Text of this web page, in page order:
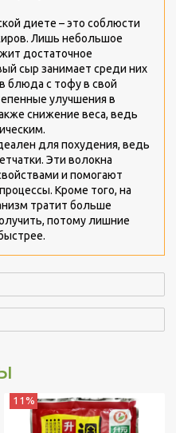
диете – это соблюсти
Лишь небольшое
достаточное
сыр занимает среди них
блюда с тофу в свой
улучшения в
снижение веса, ведь
для похудения, ведь
Эти волокна
и помогают
Кроме того, на
тратит больше
потому лишние
11%